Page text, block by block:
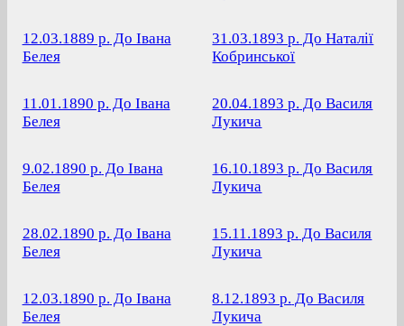
12.03.1889 р. До Івана
Белея
11.01.1890 р. До Івана
Белея
9.02.1890 р. До Івана
Белея
28.02.1890 р. До Івана
Белея
12.03.1890 р. До Івана
Белея
31.03.1893 р. До Наталії
Кобринської
20.04.1893 р. До Василя
Лукича
16.10.1893 р. До Василя
Лукича
15.11.1893 р. До Василя
Лукича
8.12.1893 р. До Василя
Лукича